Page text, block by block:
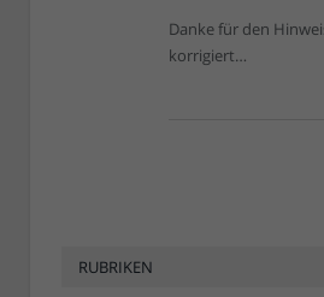
Danke für den
korrigiert…
RUBRIKEN